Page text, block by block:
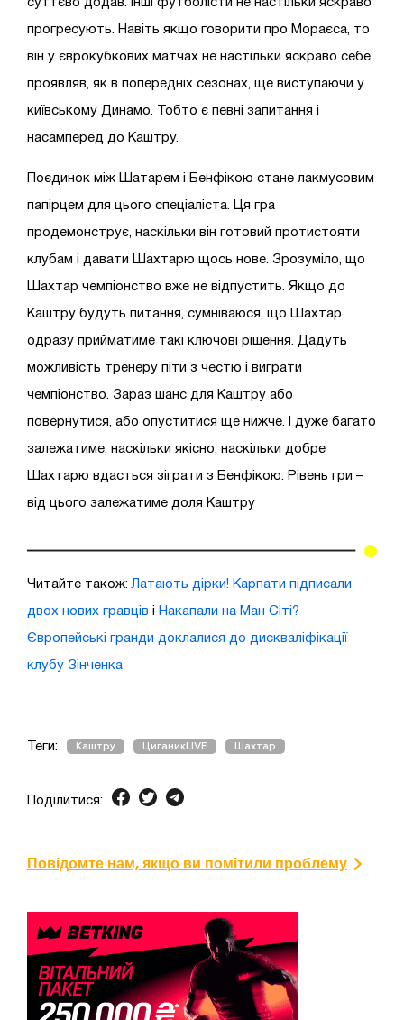
прогресують. Навіть якщо говорити про Мораєса, то
він у єврокубкових матчах не настільки яскраво себе
проявляв, як в попередніх сезонах, ще виступаючи у
київському Динамо. Тобто є певні запитання і
насамперед до Каштру.
Поєдинок між Шатарем і Бенфікою стане лакмусовим
папірцем для цього спеціаліста. Ця гра
продемонструє, наскільки він готовий протистояти
клубам і давати Шахтарю щось нове. Зрозуміло, що
Шахтар чемпіонство вже не відпустить. Якщо до
Каштру будуть питання, сумніваюся, що Шахтар
одразу прийматиме такі ключові рішення. Дадуть
можливість тренеру піти з честю і виграти
чемпіонство. Зараз шанс для Каштру або
повернутися, або опуститися ще нижче. І дуже багато
залежатиме, наскільки якісно, наскільки добре
Шахтарю вдасться зіграти з Бенфікою. Рівень гри –
від цього залежатиме доля Каштру
Читайте також: Латають дірки! Карпати підписали
двох нових гравців і Накапали на Ман Сіті?
Європейські гранди доклалися до дискваліфікації
клубу Зінченка
Теги: Каштру ЦиганикLIVE Шахтар
Поділитися:
Повідомте нам, якщо ви помітили проблему